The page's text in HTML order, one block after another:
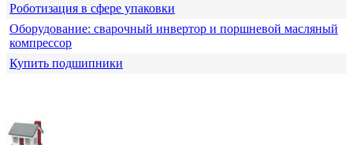
Роботизация в сфере упаковки
Оборудование: сварочный инвертор и поршневой масляный
компрессор
Купить подшипники